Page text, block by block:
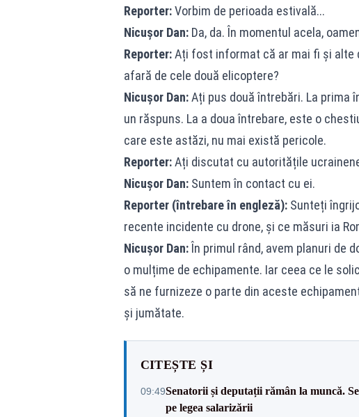
Reporter:Vorbim de perioada estivală...
Nicușor Dan:Da, da. În momentul acela,
Reporter:Ați fost informat că ar mai fi și alte
afară de cele două elicoptere?
Nicușor Dan:Ați pus două întrebări. La prima
un răspuns. La a doua întrebare, este o
care este astăzi, nu mai există pericole.
Reporter:Ați discutat cu autoritățile
Nicușor Dan:Suntem în contact cu ei.
Reporter (întrebare în engleză):Sunteți
recente incidente cu drone, și ce măsuri ia
Nicușor Dan:În primul rând, avem planuri de
o mulțime de echipamente. Iar ceea ce le
să ne furnizeze o parte din aceste
și jumătate.
CITEȘTE ȘI
09:49Senatorii și deputații rămân la muncă.
pe legea salarizării